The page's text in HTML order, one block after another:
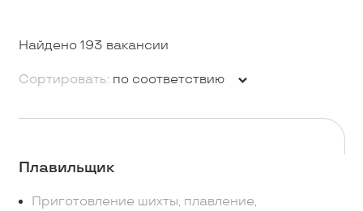
Сортировать: по соответствию
Найдено 193 вакансии
Плавильщик
Приготовление шихты, плавление,